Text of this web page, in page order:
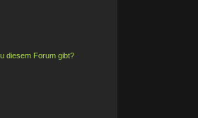
diesem Forum gibt?